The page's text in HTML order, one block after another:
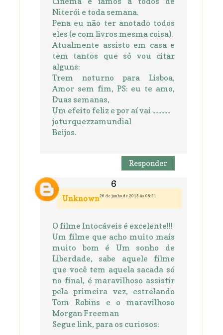
Niterói e toda semana.
Pena eu não ter anotado todos
eles (e com livros mesma coisa).
Atualmente assisto em casa e
tem tantos que só vou citar
alguns:
Trem noturno para Lisboa,
Amor sem fim, PS: eu te amo,
Duas semanas,
Um efeito feliz e por aí vai ............
joturquezzamundial
Beijos.
Responder
Unknown26 de junho de 2015 às 08:21
O filme Intocáveis é excelente!!!
Um filme que acho muito mais
muito bom é Um sonho de
Liberdade, sabe aquele filme
que você tem aquela sacada só
no final, é maravilhoso assistir
pela primeira vez, estrelando
Tom Robins e o maravilhoso
Morgan Freeman
Segue link, para os curiosos: